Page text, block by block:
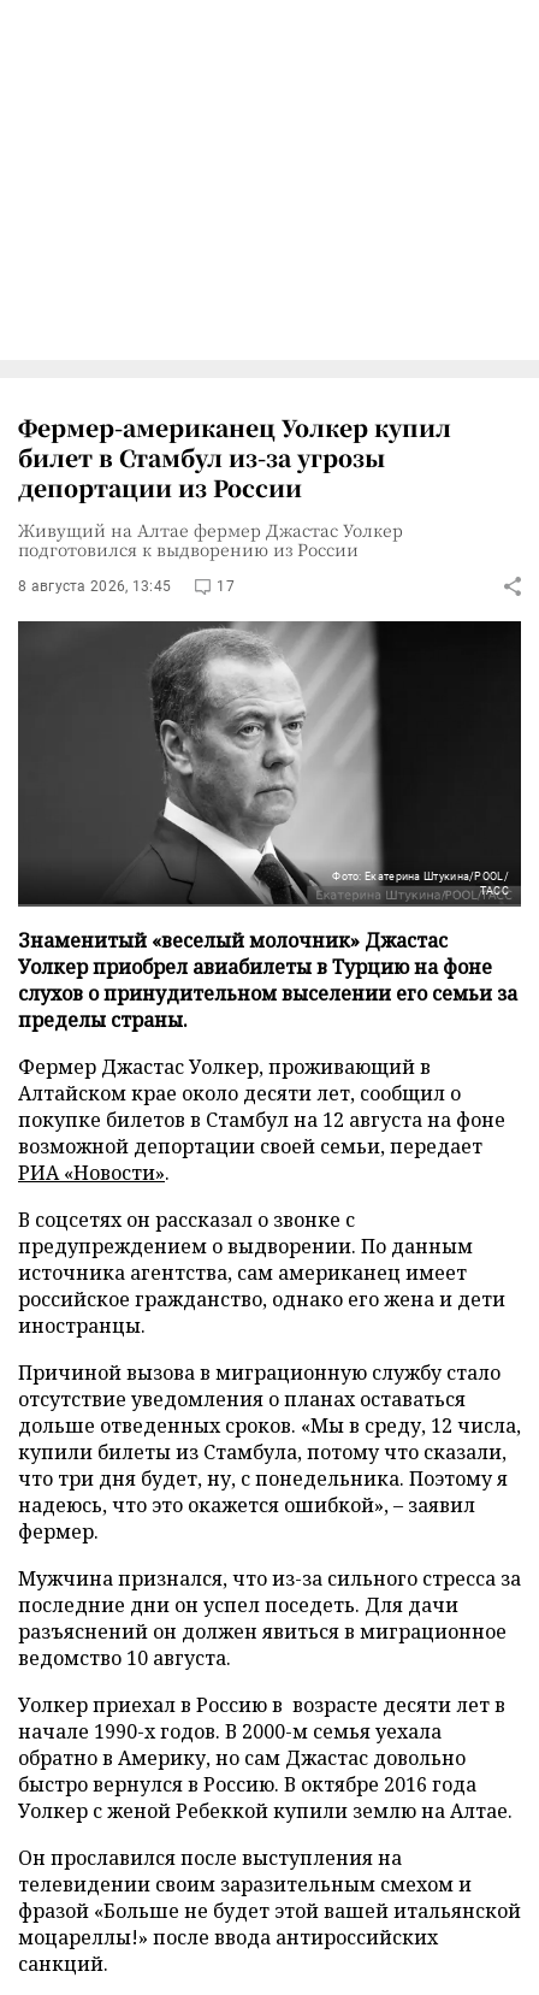
Фермер-американец Уолкер купил
билет в Стамбул из-за угрозы
депортации из России
Живущий на Алтае фермер Джастас Уолкер
подготовился к выдворению из России
8 августа 2026, 13:45 17
Фото: Екатерина Штукина/POOL/
ТАСС
Знаменитый «веселый молочник» Джастас
Уолкер приобрел авиабилеты в Турцию на фоне
слухов о принудительном выселении его семьи за
пределы страны.
Фермер Джастас Уолкер, проживающий в
Алтайском крае около десяти лет, сообщил о
покупке билетов в Стамбул на 12 августа на фоне
возможной депортации своей семьи, передает
РИА «Новости».
В соцсетях он рассказал о звонке с
предупреждением о выдворении. По данным
источника агентства, сам американец имеет
российское гражданство, однако его жена и дети
иностранцы.
Причиной вызова в миграционную службу стало
отсутствие уведомления о планах оставаться
дольше отведенных сроков. «Мы в среду, 12 числа,
купили билеты из Стамбула, потому что сказали,
что три дня будет, ну, с понедельника. Поэтому я
надеюсь, что это окажется ошибкой», – заявил
фермер.
Мужчина признался, что из-за сильного стресса за
последние дни он успел поседеть. Для дачи
разъяснений он должен явиться в миграционное
ведомство 10 августа.
Уолкер приехал в Россию в возрасте десяти лет в
начале 1990-х годов. В 2000-м семья уехала
обратно в Америку, но сам Джастас довольно
быстро вернулся в Россию. В октябре 2016 года
Уолкер с женой Ребеккой купили землю на Алтае.
Он прославился после выступления на
телевидении своим заразительным смехом и
фразой «Больше не будет этой вашей итальянской
моцареллы!» после ввода антироссийских
санкций.